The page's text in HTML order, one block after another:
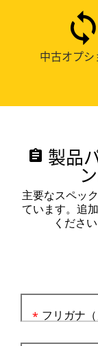
中古オプシ
assignment 製品
主要なスペッ
ています。追
ください
フリガナ（
*